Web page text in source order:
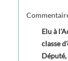
Elu à
classe